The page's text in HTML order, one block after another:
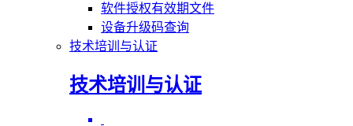
软件授权有效期文件
设备升级码查询
技术培训与认证
技术培训与认证